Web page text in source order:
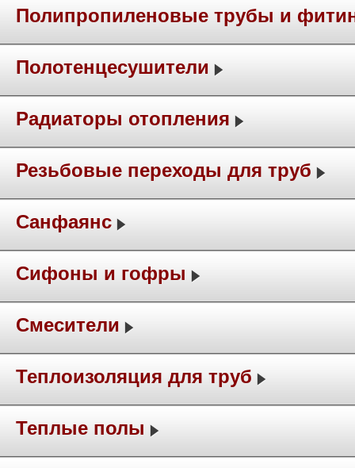
Полипропиленовые трубы и
Полотенцесушители
Радиаторы отопления
Резьбовые переходы для труб
Санфаянс
Сифоны и гофры
Смесители
Теплоизоляция для труб
Теплые полы